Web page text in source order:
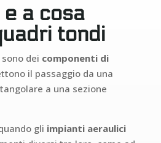
a cosa
tondi
dei componenti di
il passaggio da una
a una sezione
gli impianti aeraulici